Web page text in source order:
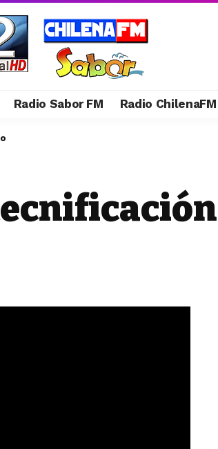
Radio Sabor FM Radio ChilenaFM